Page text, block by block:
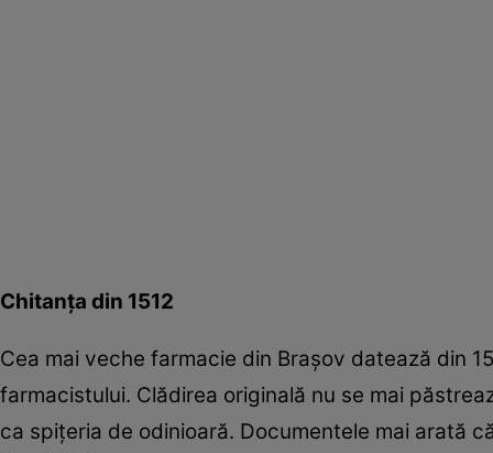
Chitanţa din 1512
Cea mai veche farmacie din Braşov datează din
farmacistului. Clădirea originală nu se mai
ca spiţeria de odinioară. Documentele mai arată